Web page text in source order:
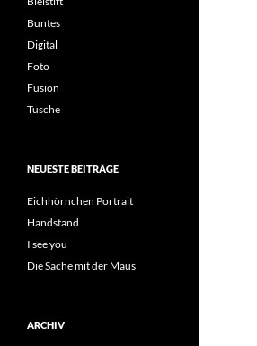
Buntes
Digital
Foto
Fusion
Tusche
NEUESTE BEITRÄGE
Eichhörnchen Portrait
Handstand
I see you
Die Sache mit der Maus
ARCHIV